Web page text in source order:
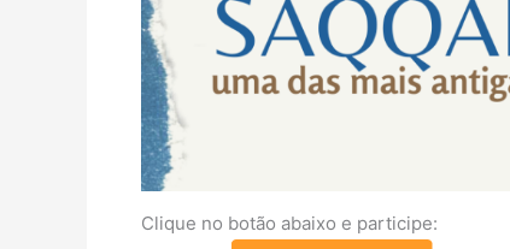
Clique no botão abaixo e participe: